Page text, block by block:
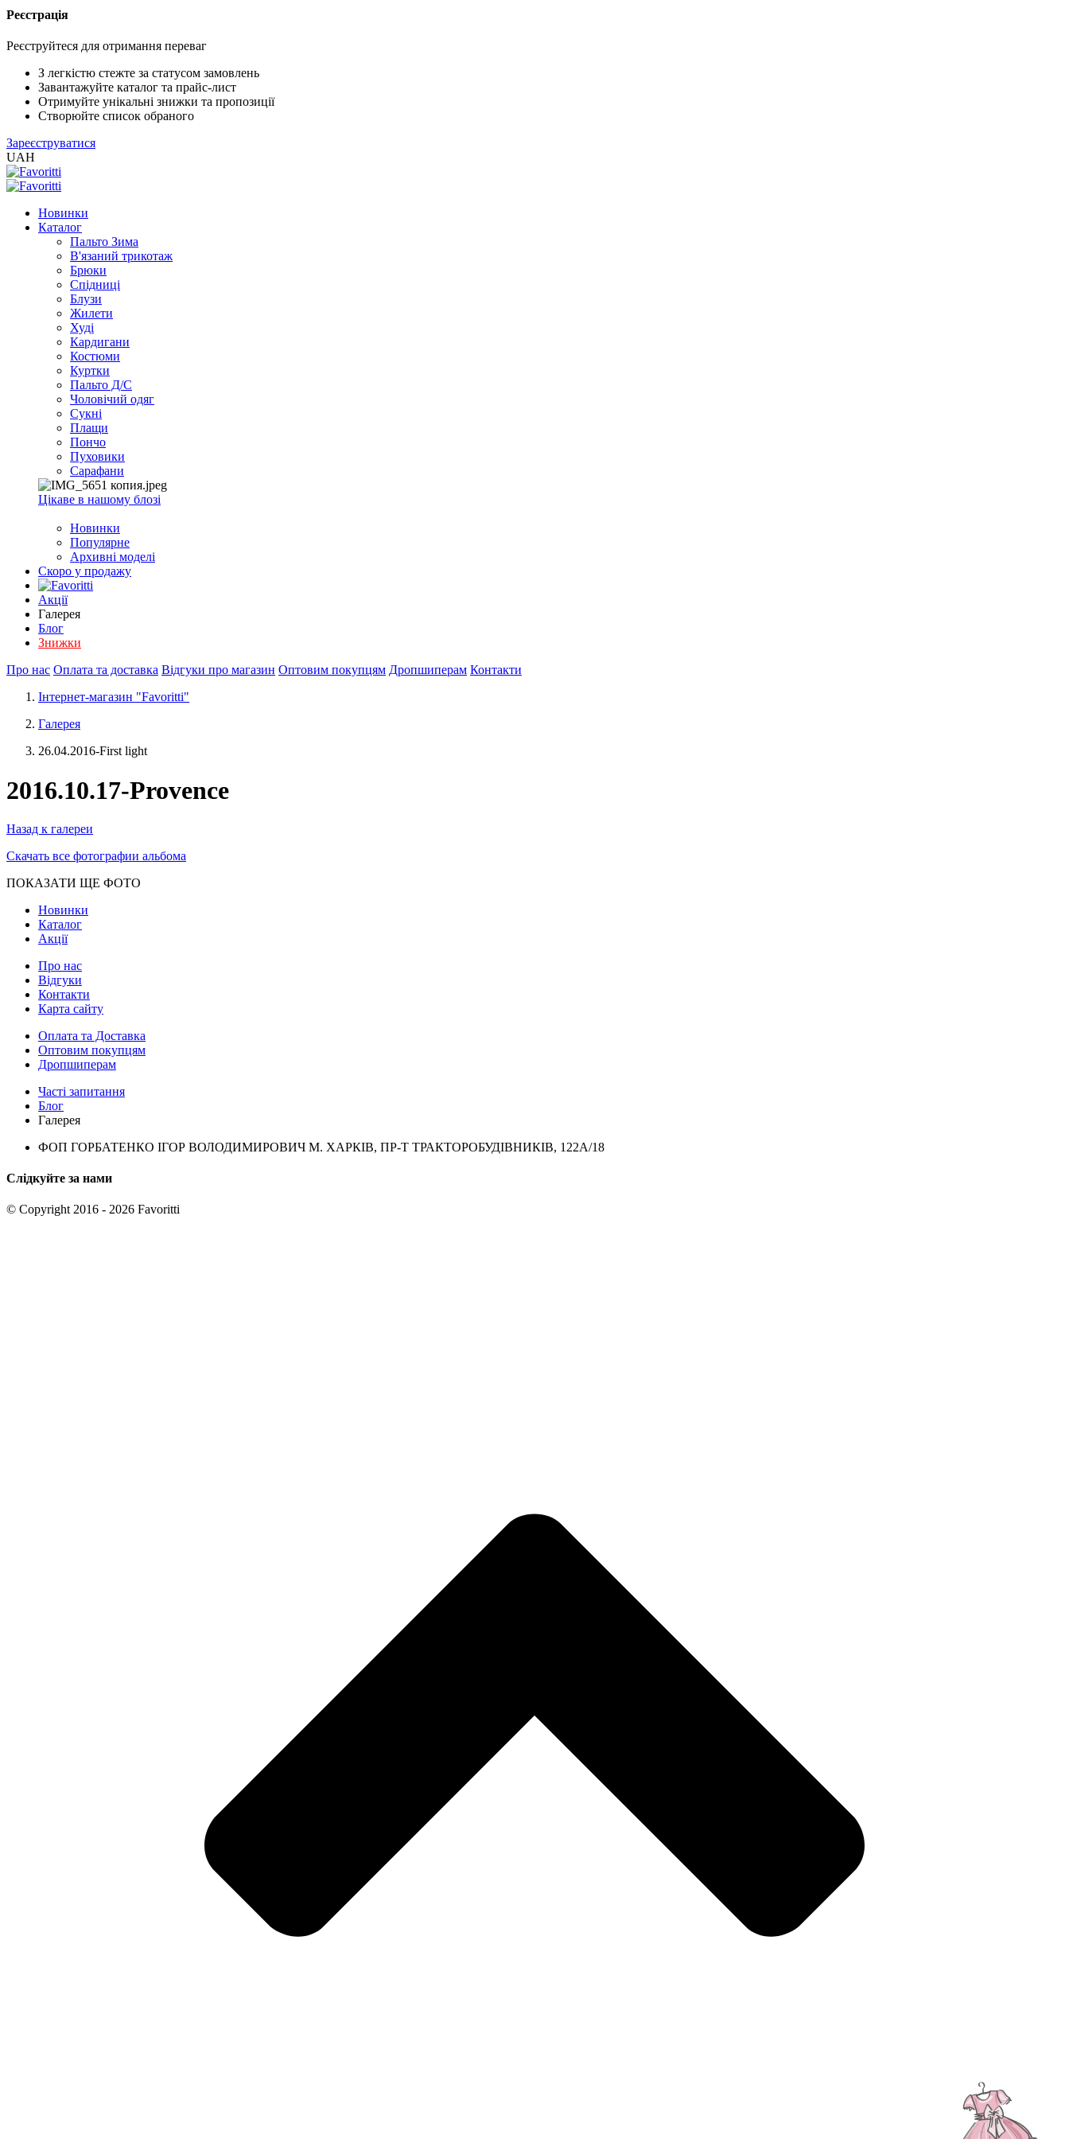
Реєстрація
Реєструйтеся для отримання переваг
З легкістю стежте за статусом замовлень
Завантажуйте каталог та прайс-лист
Отримуйте унікальні знижки та пропозиції
Створюйте список обраного
Зареєструватися
UAH
Новинки
Каталог
Пальто Зима
В'язаний трикотаж
Брюки
Спідниці
Блузи
Жилети
Худі
Кардигани
Костюми
Куртки
Пальто Д/С
Чоловічий одяг
Сукні
Плащи
Пончо
Пуховики
Сарафани
Цікаве в нашому блозі
Новинки
Популярне
Архивні моделі
Скоро у продажу
Акції
Галерея
Блог
Знижки
Про нас Оплата та доставка Відгуки про магазин Оптовим покупцям Дропшиперам Контакти
Інтернет-магазин "Favoritti"
Галерея
26.04.2016-First light
2016.10.17-Provence
Назад к галереи
Скачать все фотографии альбома
ПОКАЗАТИ ЩЕ ФОТО
Новинки
Каталог
Акції
Про нас
Відгуки
Контакти
Карта сайту
Оплата та Доставка
Оптовим покупцям
Дропшиперам
Часті запитання
Блог
Галерея
ФОП ГОРБАТЕНКО ІГОР ВОЛОДИМИРОВИЧ М. ХАРКІВ, ПР-Т ТРАКТОРОБУДІВНИКІВ, 122А/18
Слідкуйте за нами
© Copyright 2016 - 2026 Favoritti